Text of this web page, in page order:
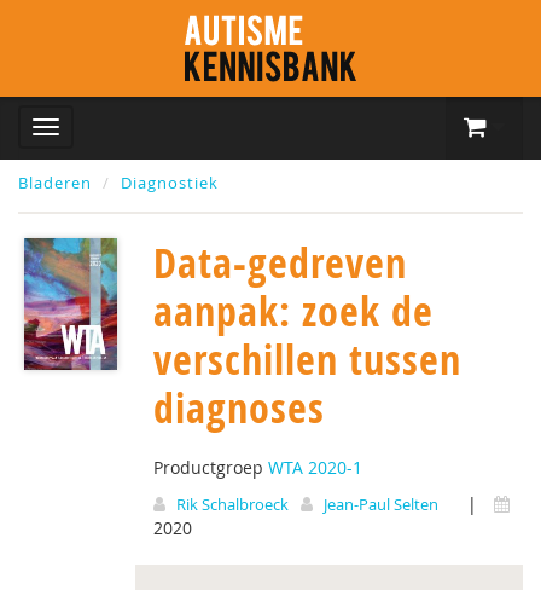
Bladeren Diagnostiek
Data-gedreven
aanpak: zoek de
verschillen tussen
diagnoses
Productgroep WTA 2020-1
Rik Schalbroeck Jean-Paul Selten
|
2020